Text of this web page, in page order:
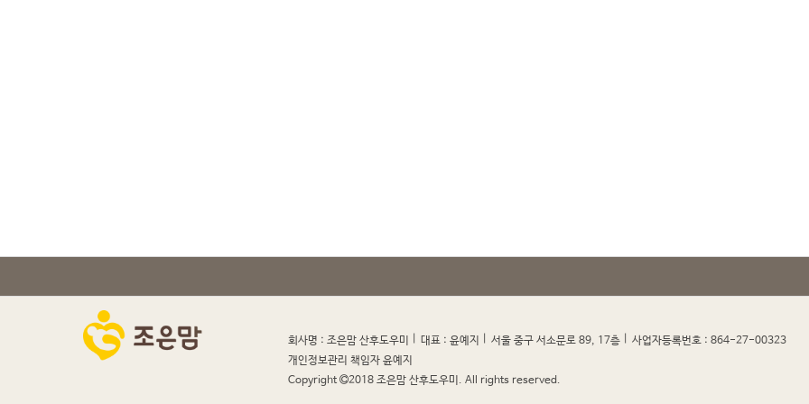
회사명 : 조은맘 산후도우미 대표 : 윤예지 서울 중구 서소문로 89, 17층 사업자등록번호 : 864-27-00323
개인정보관리 책임자 윤예지
Copyright
2018 조은맘 산후도우미. All rights reserved.